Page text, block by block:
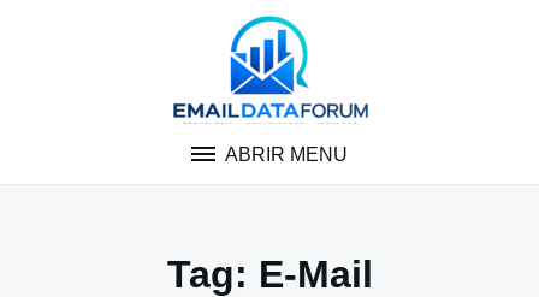
ABRIR MENU
Tag: E-Mail